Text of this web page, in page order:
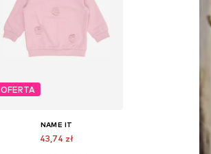
OFERTA
NAME IT
43,74 zł